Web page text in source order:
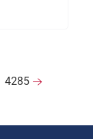
4285